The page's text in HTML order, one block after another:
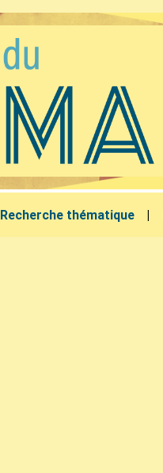
Recherche thématique